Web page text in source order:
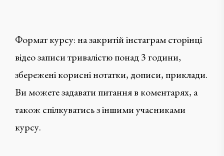
Формат курсу: на закритій інстаграм сторінці
відео записи тривалістю понад 3 години,
збережені корисні нотатки, дописи, приклади.
Ви можете задавати питання в коментарях, а
також спілкуватись з іншими учасниками
курсу.